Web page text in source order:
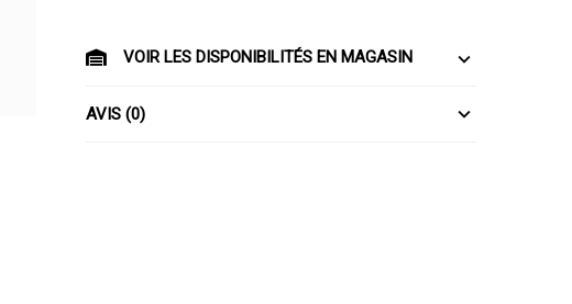
VOIR LES DISPONIBILITÉS EN MAGASIN
AVIS (0)